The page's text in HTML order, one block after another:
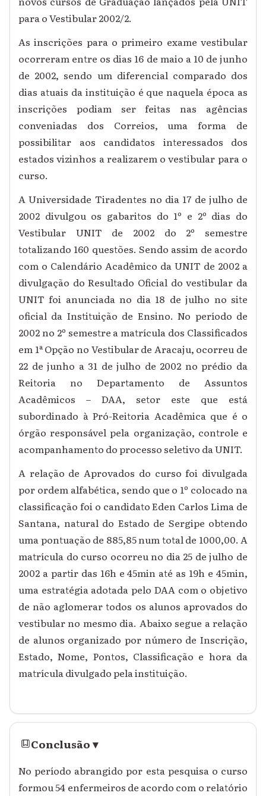
para o Vestibular 2002/2.
As inscrições para o primeiro exame vestibular
ocorreram entre os dias 16 de maio a 10 de junho
de 2002, sendo um diferencial comparado dos
dias atuais da instituição é que naquela época as
inscrições podiam ser feitas nas agências
conveniadas dos Correios, uma forma de
possibilitar aos candidatos interessados dos
estados vizinhos a realizarem o vestibular para o
curso.
A Universidade Tiradentes no dia 17 de julho de
2002 divulgou os gabaritos do 1º e 2º dias do
Vestibular UNIT de 2002 do 2º semestre
totalizando 160 questões. Sendo assim de acordo
com o Calendário Acadêmico da UNIT de 2002 a
divulgação do Resultado Oficial do vestibular da
UNIT foi anunciada no dia 18 de julho no site
oficial da Instituição de Ensino. No período de
2002 no 2º semestre a matrícula dos Classificados
em 1ª Opção no Vestibular de Aracaju, ocorreu de
22 de junho a 31 de julho de 2002 no prédio da
Reitoria no Departamento de Assuntos
Acadêmicos – DAA, setor este que está
subordinado à Pró-Reitoria Acadêmica que é o
órgão responsável pela organização, controle e
acompanhamento do processo seletivo da UNIT.
A relação de Aprovados do curso foi divulgada
por ordem alfabética, sendo que o 1º colocado na
classificação foi o candidato Eden Carlos Lima de
Santana, natural do Estado de Sergipe obtendo
uma pontuação de 885,85 num total de 1000,00. A
matrícula do curso ocorreu no dia 25 de julho de
2002 a partir das 16h e 45min até as 19h e 45min,
uma estratégia adotada pelo DAA com o objetivo
de não aglomerar todos os alunos aprovados do
vestibular no mesmo dia. Abaixo segue a relação
de alunos organizado por número de Inscrição,
Estado, Nome, Pontos, Classificação e hora da
matrícula divulgado pela instituição.
Conclusão▾
No período abrangido por esta pesquisa o curso
formou 54 enfermeiros de acordo com o relatório